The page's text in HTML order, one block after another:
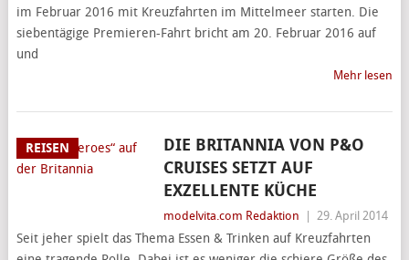
im Februar 2016 mit Kreuzfahrten im Mittelmeer starten. Die
siebentägige Premieren-Fahrt bricht am 20. Februar 2016 auf
und
Mehr lesen
REISEN
DIE BRITANNIA VON P&O
CRUISES SETZT AUF
EXZELLENTE KÜCHE
modelvita.com Redaktion 29. April 2014
Seit jeher spielt das Thema Essen & Trinken auf Kreuzfahrten